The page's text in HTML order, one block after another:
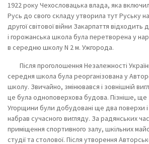
1922 року Чехословацька влада, яка
Русь до свого складу утворила тут Руську
другої світової війни Закарпаття
і горожанська школа була перетворена у
в середню школу N 2 м. Ужгорода.
Після проголошення Незалежності
середня школа була реорганізована у
школу. Звичайно, змінювався і зовнішній
це була одноповерхова будова. Пізніше, ще
Угорщини були добудовані ще два поверхи
набрав сучасного вигляду. За радянських
приміщення спортивного залу, шкільних
студії та столової. Після утворення